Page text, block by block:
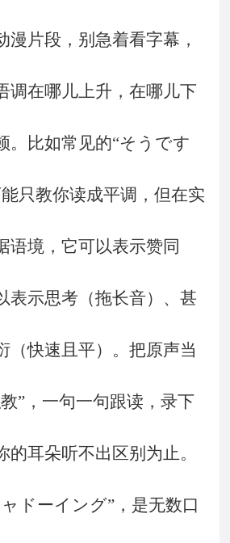
漫片段，别急着看字幕，
调在哪儿上升，在哪儿下
。比如常见的“そうです
只教你读成平调，但在实
语境，它可以表示赞同
表示思考（拖长音）、甚
（快速且平）。把原声当
”，一句一句跟读，录下
的耳朵听不出区别为止。
ドーイング”，是无数口